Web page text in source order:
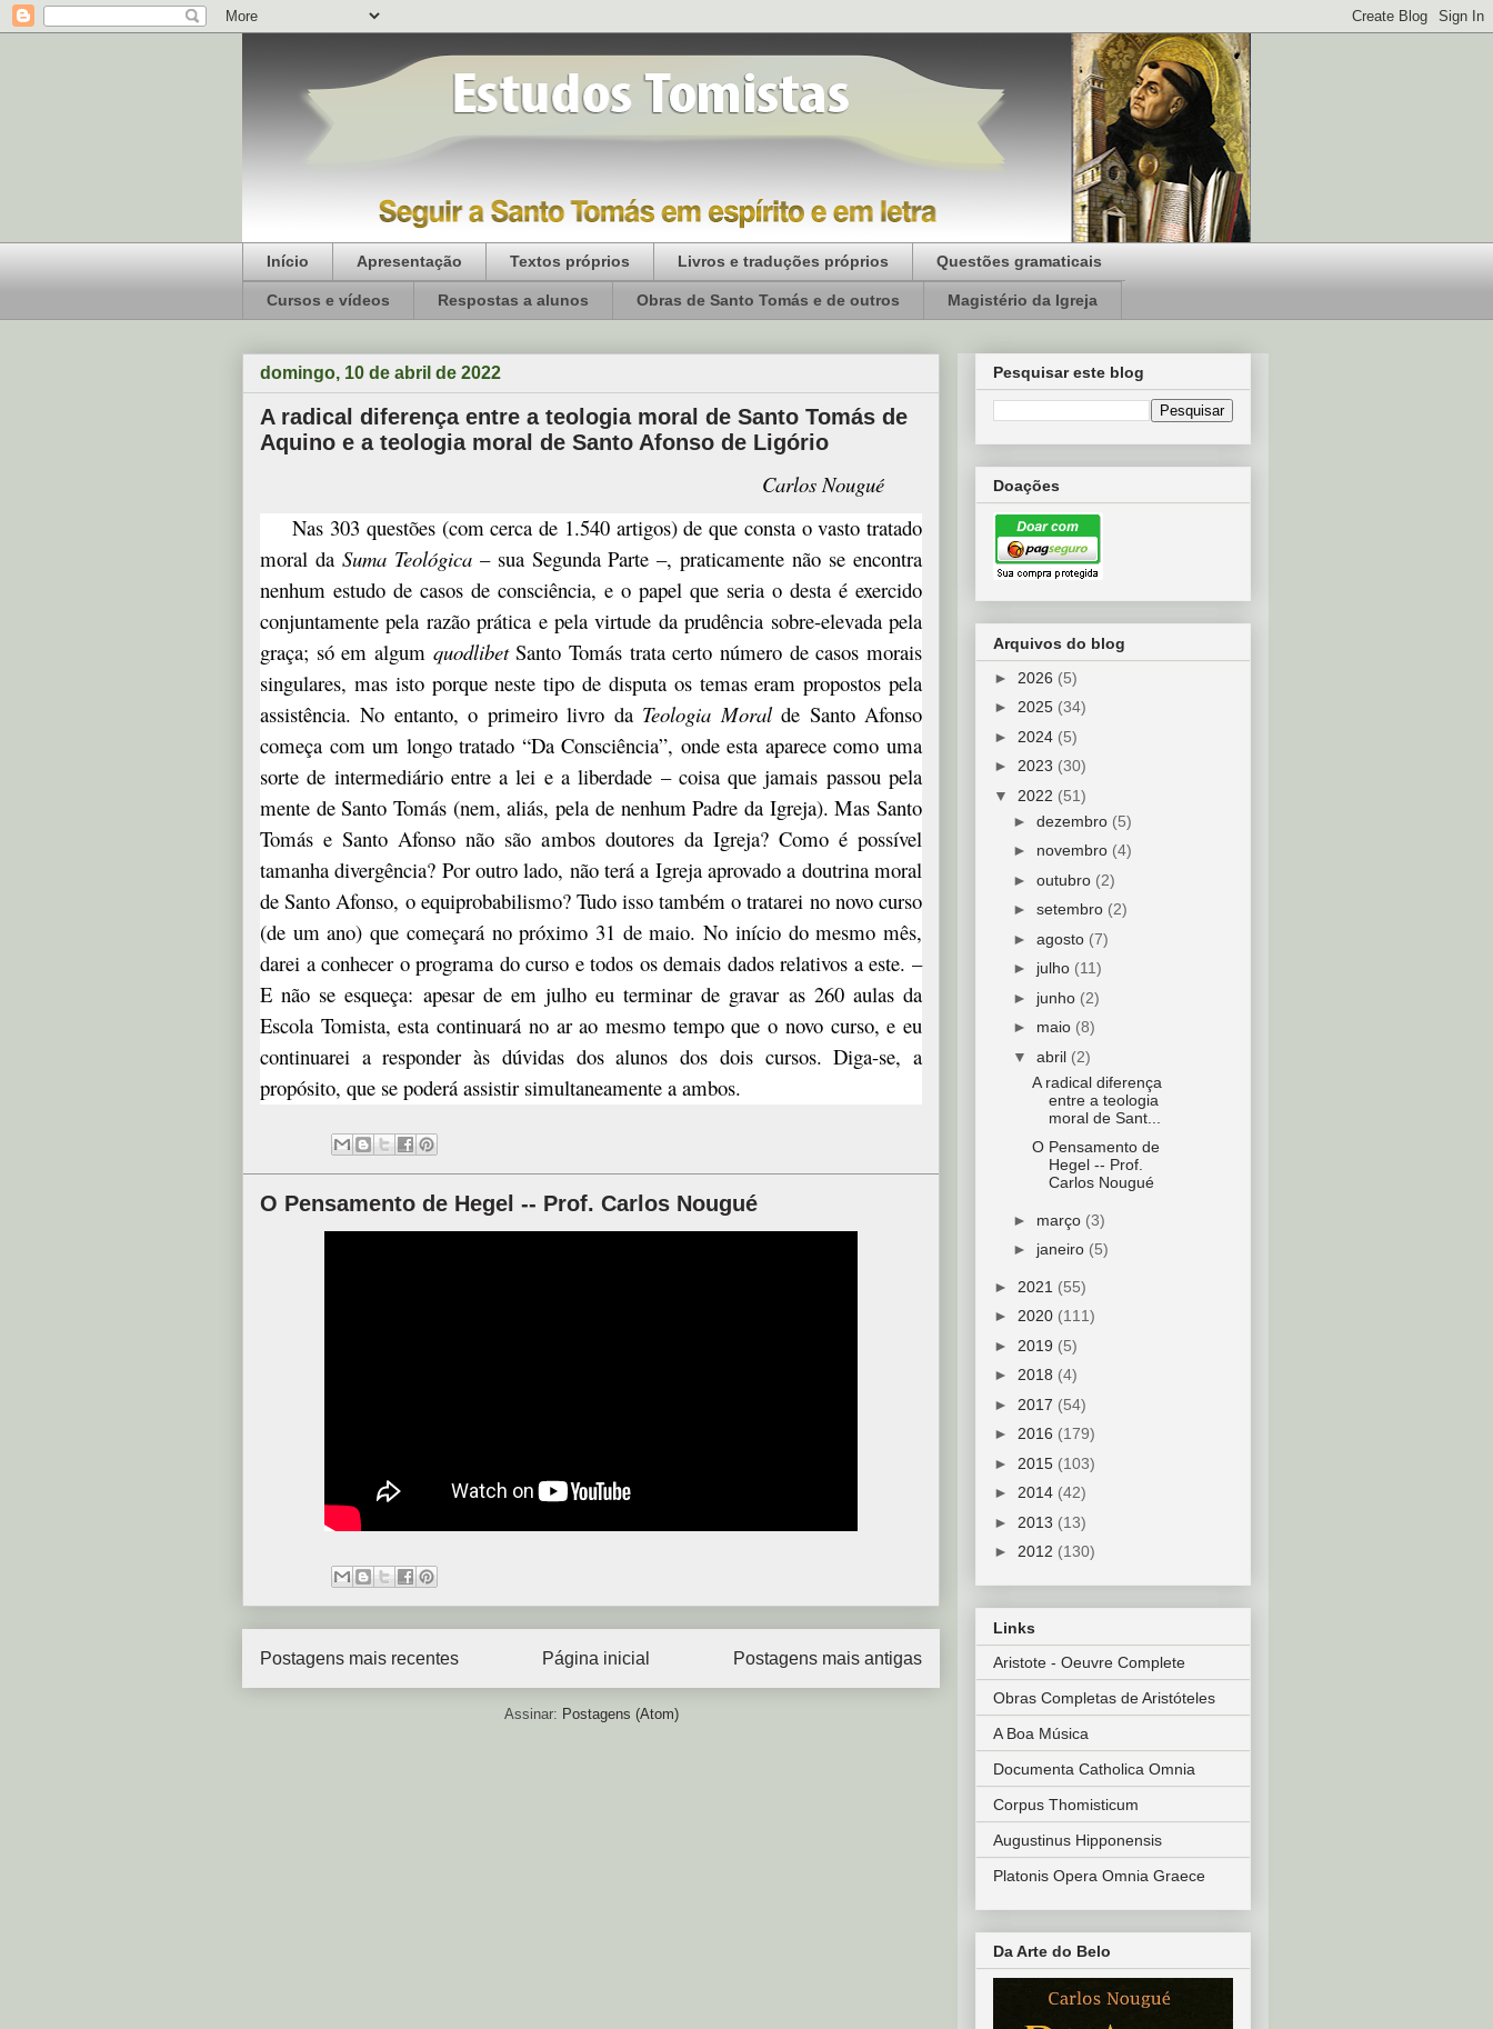
Início Apresentação Textos próprios Livros e traduções próprios Questões gramaticais
Cursos e vídeos Respostas a alunos Obras de Santo Tomás e de outros Magistério da Igreja
domingo, 10 de abril de 2022
A radical diferença entre a teologia moral de Santo Tomás de
Aquino e a teologia moral de Santo Afonso de Ligório
Carlos Nougué
Nas 303 questões (com cerca de 1.540 artigos) de que consta o vasto tratado
moral da Suma Teológica– sua Segunda Parte –, praticamente não se encontra
nenhum estudo de casos de consciência, e o papel que seria o desta é exercido
conjuntamente pela razão prática e pela virtude da prudência sobre-elevada pela
graça; só em algum quodlibetSanto Tomás trata certo número de casos morais
singulares, mas isto porque neste tipo de disputa os temas eram propostos pela
assistência. No entanto, o primeiro livro da Teologia Moralde Santo Afonso
começa com um longo tratado “Da Consciência”, onde esta aparece como uma
sorte de intermediário entre a lei e a liberdade – coisa que jamais passou pela
mente de Santo Tomás (nem, aliás, pela de nenhum Padre da Igreja). Mas Santo
Tomás e Santo Afonso não são ambos doutores da Igreja? Como é possível
tamanha divergência? Por outro lado, não terá a Igreja aprovado a doutrina moral
de Santo Afonso, o equiprobabilismo? Tudo isso também o tratarei no novo curso
(de um ano) que começará no próximo 31 de maio. No início do mesmo mês,
darei a conhecer o programa do curso e todos os demais dados relativos a este. –
E não se esqueça: apesar de em julho eu terminar de gravar as 260 aulas da
Escola Tomista, esta continuará no ar ao mesmo tempo que o novo curso, e eu
continuarei a responder às dúvidas dos alunos dos dois cursos. Diga-se, a
propósito, que se poderá assistir simultaneamente a ambos.
O Pensamento de Hegel -- Prof. Carlos Nougué
Postagens mais recentes Postagens mais antigas
Página inicial
Assinar: Postagens (Atom)
Pesquisar este blog
Doações
Arquivos do blog
► 2026 (5)
► 2025 (34)
► 2024 (5)
► 2023 (30)
▼ 2022 (51)
► dezembro (5)
► novembro (4)
► outubro (2)
► setembro (2)
► agosto (7)
► julho (11)
► junho (2)
► maio (8)
▼ abril (2)
A radical diferença
entre a teologia
moral de Sant...
O Pensamento de
Hegel -- Prof.
Carlos Nougué
► março (3)
► janeiro (5)
► 2021 (55)
► 2020 (111)
► 2019 (5)
► 2018 (4)
► 2017 (54)
► 2016 (179)
► 2015 (103)
► 2014 (42)
► 2013 (13)
► 2012 (130)
Links
Aristote - Oeuvre Complete
Obras Completas de Aristóteles
A Boa Música
Documenta Catholica Omnia
Corpus Thomisticum
Augustinus Hipponensis
Platonis Opera Omnia Graece
Da Arte do Belo